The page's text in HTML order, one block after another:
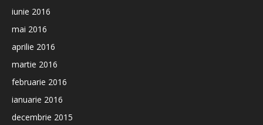
iunie 2016
mai 2016
aprilie 2016
martie 2016
februarie 2016
ianuarie 2016
decembrie 2015